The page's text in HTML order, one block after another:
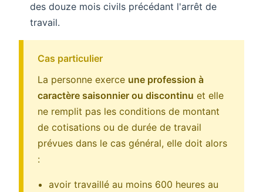
des douze mois civils précédant l'arrêt de
travail.
Cas particulier
La personne exerce une profession à
caractère saisonnier ou discontinu et elle
ne remplit pas les conditions de montant
de cotisations ou de durée de travail
prévues dans le cas général, elle doit alors
:
avoir travaillé au moins 600 heures au